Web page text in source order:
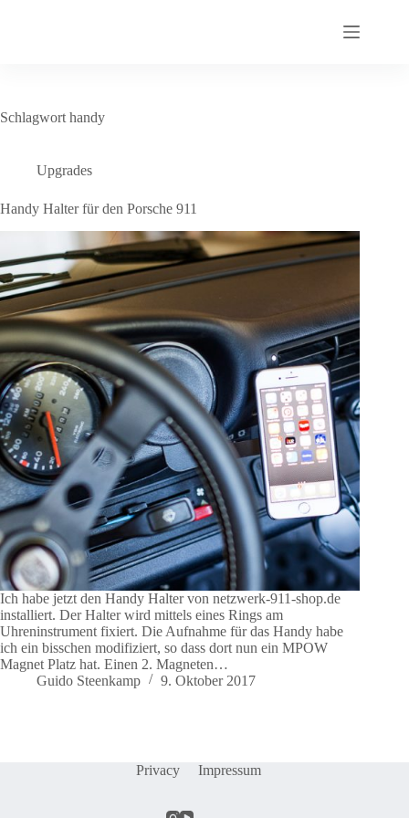
Schlagwort handy
Upgrades
Handy Halter für den Porsche 911
Ich habe jetzt den Handy Halter von netzwerk-911-shop.de
installiert. Der Halter wird mittels eines Rings am
Uhreninstrument fixiert. Die Aufnahme für das Handy habe
ich ein bisschen modifiziert, so dass dort nun ein MPOW
Magnet Platz hat. Einen 2. Magneten…
Guido Steenkamp
9. Oktober 2017
Privacy Impressum